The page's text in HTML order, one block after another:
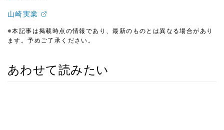
山崎実業
※本記事は掲載時点の情報であり、最新のものとは異なる場合があり
ます。予めご了承ください。
あわせて読みたい